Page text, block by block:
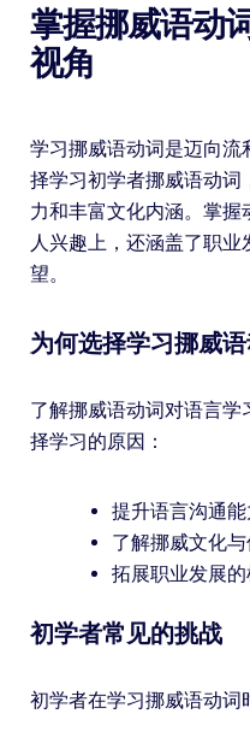
掌握挪威语动
视角
学习挪威语动词是迈向
择学习初学者挪威语动
力和丰富文化内涵。掌
人兴趣上，还涵盖了职
望。
为何选择学习挪威语
了解挪威语动词对语言
择学习的原因：
提升语言沟通能
了解挪威文化
拓展职业发展的
初学者常见的挑战
初学者在学习挪威语动词